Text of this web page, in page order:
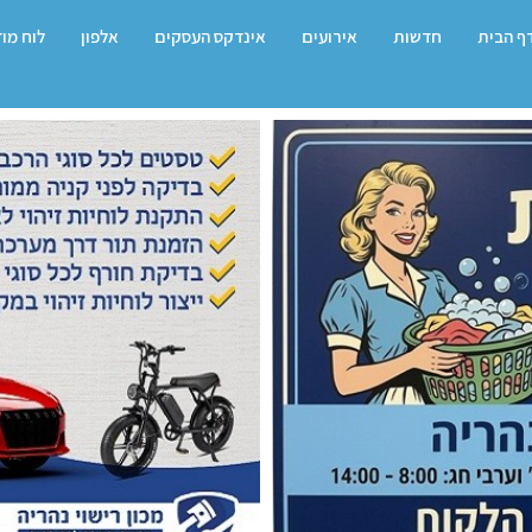
הבית חדשות אירועים אינדקס העסקים אלפון לוח